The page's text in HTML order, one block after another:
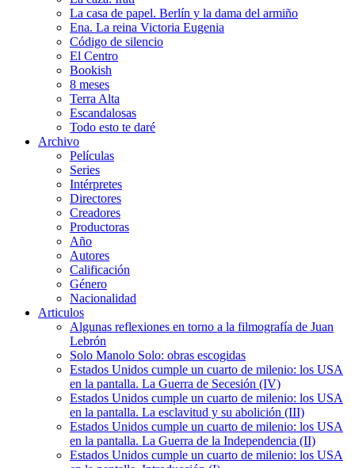
La casa de papel. Berlín y la dama del armiño
Ena. La reina Victoria Eugenia
Código de silencio
El Centro
Bookish
8 meses
Terra Alta
Escandalosas
Todo esto te daré
Archivo
Películas
Series
Intérpretes
Directores
Creadores
Productoras
Año
Autores
Calificación
Género
Nacionalidad
Articulos
Algunas reflexiones en torno a la filmografía de Juan
Lebrón
Solo Manolo Solo: obras escogidas
Estados Unidos cumple un cuarto de milenio: los USA
en la pantalla. La Guerra de Secesión (IV)
Estados Unidos cumple un cuarto de milenio: los USA
en la pantalla. La esclavitud y su abolición (III)
Estados Unidos cumple un cuarto de milenio: los USA
en la pantalla. La Guerra de la Independencia (II)
Estados Unidos cumple un cuarto de milenio: los USA